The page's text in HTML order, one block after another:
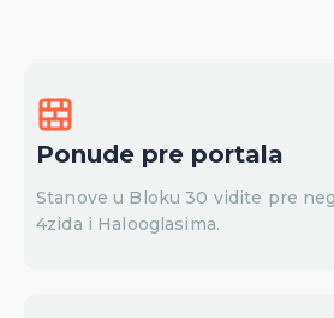
Ponude pre portala
Stanove u Bloku 30 vidite pre
4zida i Halooglasima.